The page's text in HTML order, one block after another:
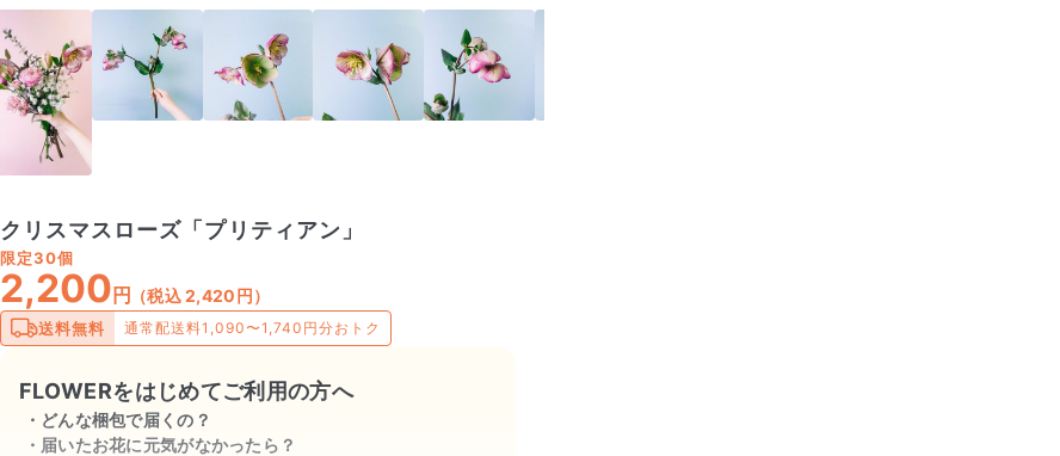
クリスマスローズ「プリティアン」
限定30個
2,200円 （税込 2,420円）
送料無料 通常配送料1,090〜1,740円分おトク
FLOWERをはじめてご利用の方へ
どんな梱包で届くの？
届いたお花に元気がなかったら？